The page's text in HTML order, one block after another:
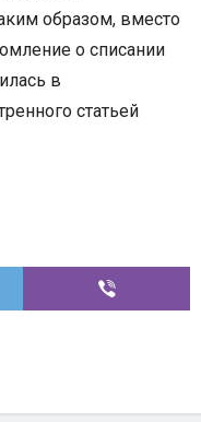
образом, вместо
о списании
в
статьей